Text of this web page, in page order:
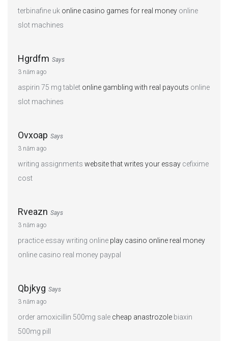
terbinafine uk online casino games for real money online
slot machines
Hgrdfm Says
3 năm ago
aspirin 75 mg tablet online gambling with real payouts online
slot machines
Ovxoap Says
3 năm ago
writing assignments website that writes your essay cefixime
cost
Rveazn Says
3 năm ago
practice essay writing online play casino online real money
online casino real money paypal
Qbjkyg Says
3 năm ago
order amoxicillin 500mg sale cheap anastrozole biaxin
500mg pill